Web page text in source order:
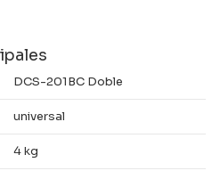
DCS-201BC Doble
universal
4 kg